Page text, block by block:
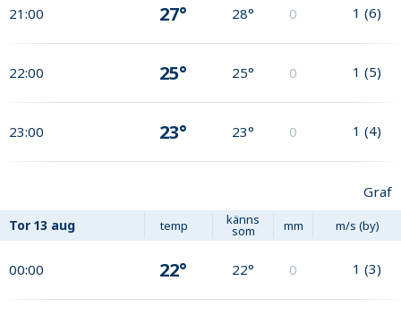
21:00 27° 28° 0 1 (6)
22:00 25° 25° 0 1 (5)
23:00 23° 23° 0 1 (4)
Graf
Tor 13 aug temp känns
som mm m/s (by)
00:00 22° 22° 0 1 (3)